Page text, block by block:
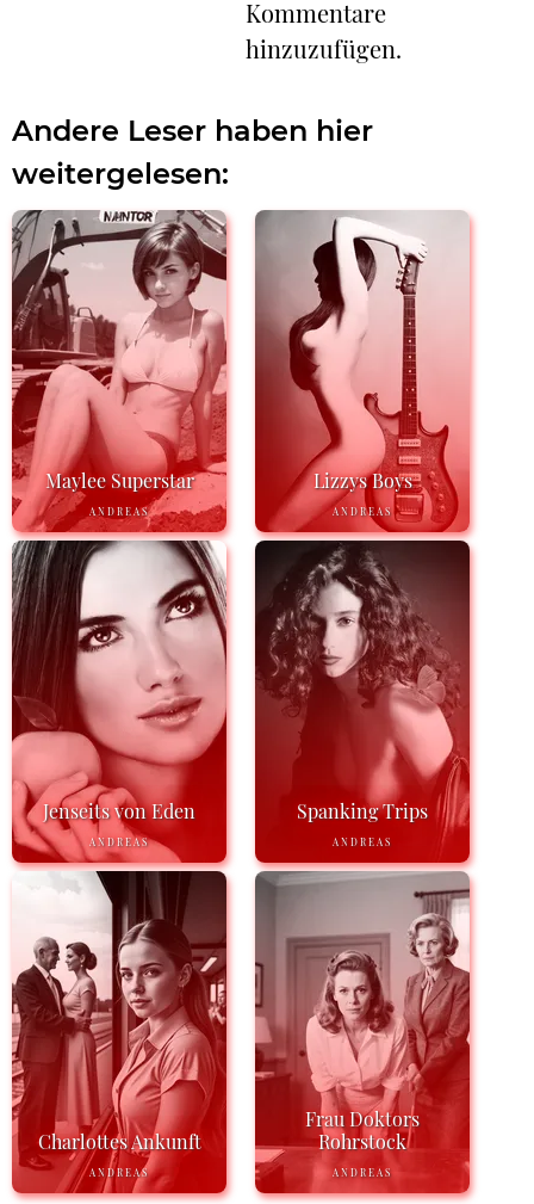
Kommentare
hinzuzufügen.
Andere Leser haben hier
weitergelesen:
Maylee Superstar
ANDREAS
Lizzys Boys
ANDREAS
Jenseits von Eden
ANDREAS
Spanking Trips
ANDREAS
Charlottes Ankunft
ANDREAS
Frau Doktors
Rohrstock
ANDREAS